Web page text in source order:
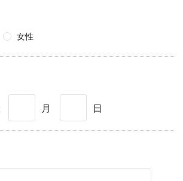
女性
月 日